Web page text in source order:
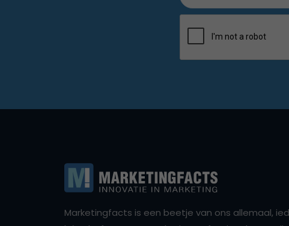
Marketingfacts is een beetje van ons allemaal,